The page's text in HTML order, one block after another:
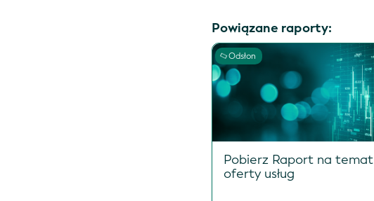
Powiązane raporty:
Odsłon
Pobierz Raport na temat
oferty usług